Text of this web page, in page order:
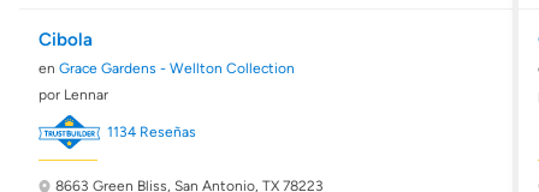
Cibola
en Grace Gardens - Wellton Collection
por Lennar
1134 Reseñas
8663 Green Bliss, San Antonio, TX 78223